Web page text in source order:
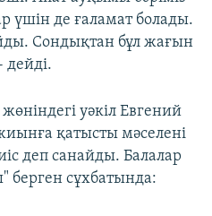
үшін де ғаламат болады.
Сондықтан бұл жағын
дейді.
уәкіл Евгений
қатысты мәселені
деп санайды. Балалар
берген сұхбатында: